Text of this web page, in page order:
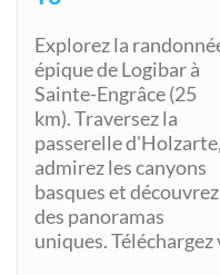
Explorez la
épique de Logibar à
Sainte-Engrâce (25
km). Traversez la
passerelle d'Holzarte,
admirez les canyons
basques et découvrez
des panoramas
uniques.